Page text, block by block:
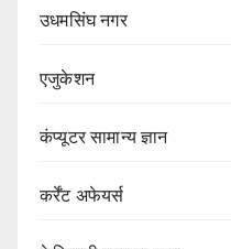
उधमसिंघ नगर
एजुकेशन
कंप्यूटर सामान्य ज्ञान
कर्रेंट अफेयर्स